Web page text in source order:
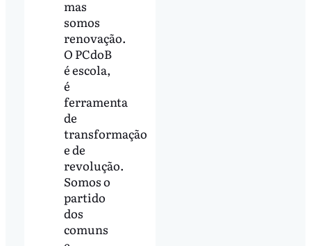
mas
somos
renovação.
O PCdoB
é escola,
é
ferramenta
de
transformação
e de
revolução.
Somos o
partido
dos
comuns